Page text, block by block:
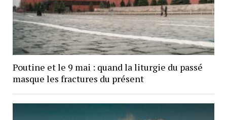
Poutine et le 9 mai : quand la liturgie du passé
masque les fractures du présent